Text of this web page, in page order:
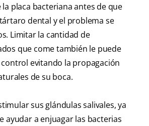
placa bacteriana antes de que
dental y el problema se
Limitar la cantidad de
que come también le puede
evitando la propagación
de su boca.
sus glándulas salivales, ya
ayudar a enjuagar las bacterias